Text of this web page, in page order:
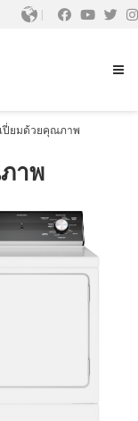
ปี่ยมด้วยคุณภาพ
าพ